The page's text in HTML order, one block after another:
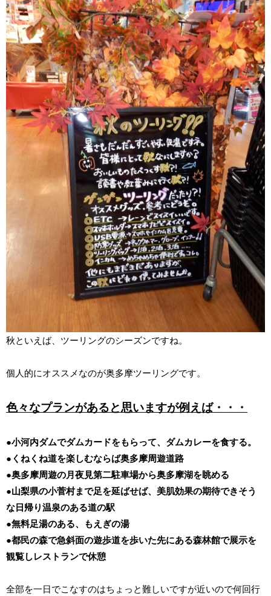
秋といえば、ツーリングのシーズンですね。
個人的にオススメなのが奥多摩ツーリングです。
色々なプランがあると思いますが例えば・・・
●小河内ダムでダムカードをもらって、ダムカレーを食する。
●くねくね道を楽しむならば奥多摩周遊道路
●奥多摩周遊の月夜見第二駐車場から奥多摩湖を眺める
●山梨県の小菅村まで足を延ばせば、美肌効果の期待できそう
な日帰り温泉のある道の駅
●無料足湯のある、もえぎの湯
●都民の森で急斜面の遊歩道を歩いた先にある森林館で展示を
観覧しレストランで休憩
全部を一日でこなすのはちょっと難しいですが近いので何回行